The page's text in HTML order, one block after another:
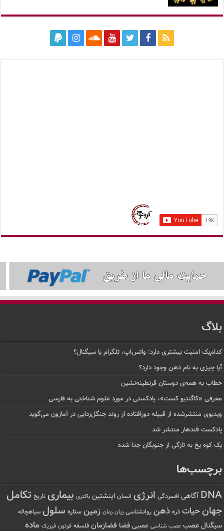
بلاگ
کدام‌یک امنیت بیشتری دارد: واتس‌اپ، تلگرام یا سیگنال؟
آیا چیزی به نام ذهن وجود دارد؟
خطاب به همه‌ی دوستان قرنطینه‌نشین
معرفی «کاگنتیو کست»، پادکستی در مورد علوم شناختی به فارسی
ویدیوی منتشرشده از قبیله دورافتاده‌ از روند جنگل‌زدایی در آمازون می‌گوید
پادکست قندهار منتشر شد
یک کوه یخ به تازگی از جنوبگان جدا شده
برچسب‌ها
DNA آگاهی افسردگی انرژی انسان اینشتین باکتری بیماری تاریخ تکامل
جهانحیات ذره ذهن روانشناسی زبان زمان زمین ستاره سلول سیاهچاله
سیگنال عصب عصب شناسی عصبی فضا فضازمان فلسفه فوتون فیزیک ماده